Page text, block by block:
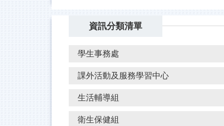
資訊分類清單
學生事務處
課外活動及服務學習中心
生活輔導組
衛生保健組